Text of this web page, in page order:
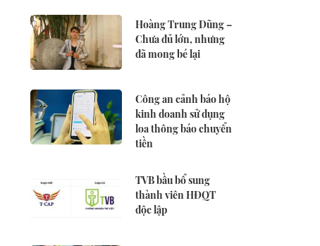
Hoàng Trung Dũng –
Chưa đủ lớn, nhưng
đã mong bé lại
Công an cảnh báo hộ
kinh doanh sử dụng
loa thông báo chuyển
tiền
TVB bầu bổ sung
thành viên HĐQT
độc lập